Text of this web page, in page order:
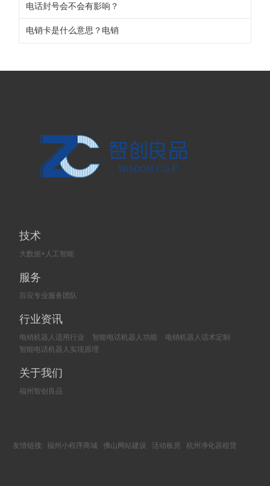
电话封号会不会有影响？
电销卡是什么意思？电销
技术
大数据+人工智能
服务
百应专业服务团队
行业资讯
电销机器人适用行业 智能电话机器人功能
电销机器人话术定制
智能电话机器人实现原理
关于我们
福州智创良品
友情链接: 福州小程序商城 佛山网站建设 活动板房 杭州净化器租赁